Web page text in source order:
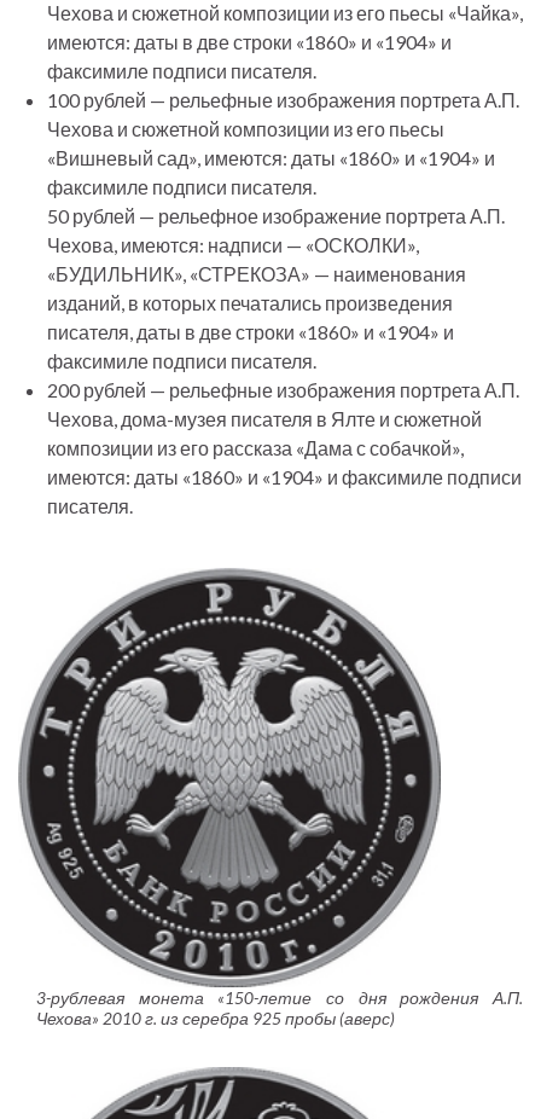
Чехова и сюжетной композиции из его пьесы «Чайка»,
имеются: даты в две строки «1860» и «1904» и
факсимиле подписи писателя.
100 рублей — рельефные изображения портрета А.П.
Чехова и сюжетной композиции из его пьесы
«Вишневый сад», имеются: даты «1860» и «1904» и
факсимиле подписи писателя.
50 рублей — рельефное изображение портрета А.П.
Чехова, имеются: надписи — «ОСКОЛКИ»,
«БУДИЛЬНИК», «СТРЕКОЗА» — наименования
изданий, в которых печатались произведения
писателя, даты в две строки «1860» и «1904» и
факсимиле подписи писателя.
200 рублей — рельефные изображения портрета А.П.
Чехова, дома-музея писателя в Ялте и сюжетной
композиции из его рассказа «Дама с собачкой»,
имеются: даты «1860» и «1904» и факсимиле подписи
писателя.
3-рублевая монета «150-летие со дня рождения А.П.
Чехова» 2010 г. из серебра 925 пробы (аверс)